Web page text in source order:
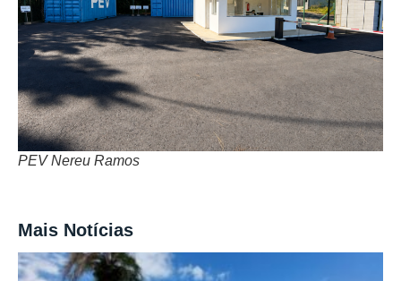
PEV Nereu Ramos
Mais Notícias